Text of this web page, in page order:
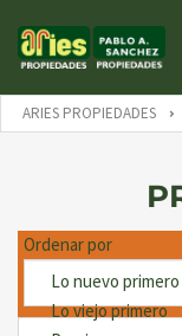
ARIES PROPIEDADES
Ordenar por